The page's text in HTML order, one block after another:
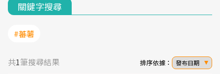
關鍵字搜尋
#蕃薯
共1筆搜尋結果 排序依據： 發布日期